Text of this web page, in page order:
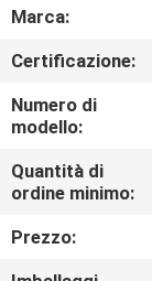
GIRO
DELLA
FABBRICA
DI
QUALITÀ
Marca:
Certificazione:
Numero di
modello:
Quantità di
ordine minimo:
Prezzo: